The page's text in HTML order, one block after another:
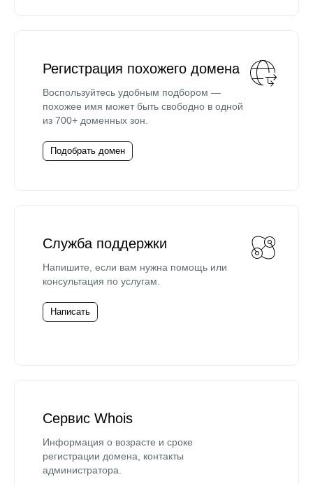
Регистрация похожего домена
Воспользуйтесь удобным подбором —
похожее имя может быть свободно в одной
из 700+ доменных зон.
Подобрать домен
Служба поддержки
Напишите, если вам нужна помощь или
консультация по услугам.
Написать
Сервис Whois
Информация о возрасте и сроке
регистрации домена, контакты
администратора.